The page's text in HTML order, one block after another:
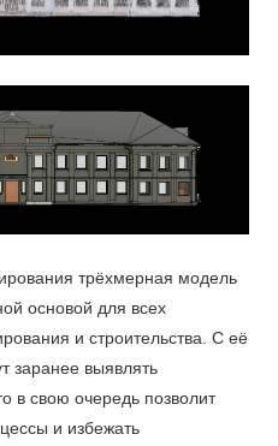
трёхмерная модель
основой для всех
и строительства. С её
заранее выявлять
в свою очередь позволит
и избежать